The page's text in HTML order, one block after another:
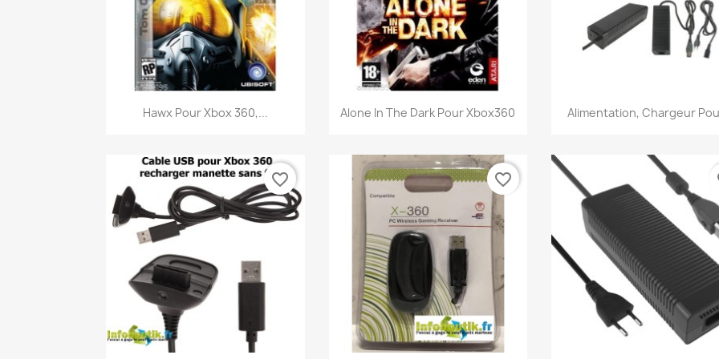
Aperçu rapide
Hawx Pour Xbox 360,... Aperçu rapide
Alone In The Dark Pour Xbox360 Aperçu rapide
Alimentation, Chargeur
favorite_border favorite_border